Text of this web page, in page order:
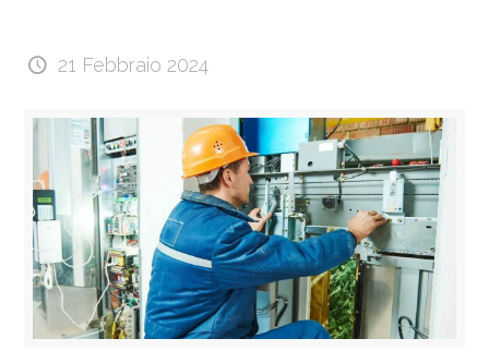
21 Febbraio 2024